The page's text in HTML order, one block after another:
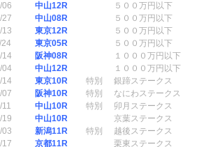
06
中山12R ５００万円以下
27
中山08R ５００万円以下
13
東京12R ５００万円以下
東京05R ５００万円以下
14
阪神08R １０００万円以下
04
中山12R １０００万円以下
14
東京10R 特別 銀蹄ステークス
07
阪神10R 特別 なにわステークス
中山10R 特別 卯月ステークス
19
中山10R 京葉ステークス
03
新潟11R 特別 越後ステークス
17
京都11R 栗東ステークス